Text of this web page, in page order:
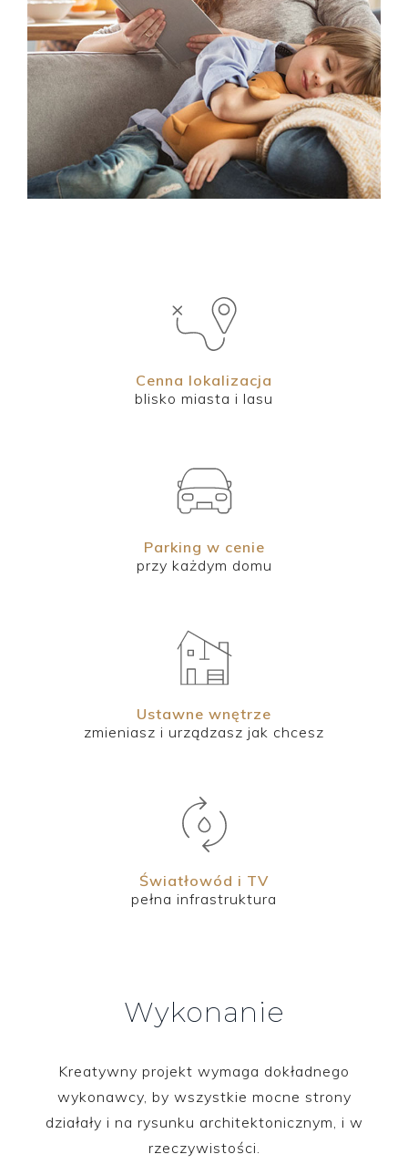
Cenna lokalizacja
blisko miasta i lasu
Parking w cenie
przy każdym domu
Ustawne wnętrze
zmieniasz i urządzasz jak chcesz
Światłowód i TV
pełna infrastruktura
Wykonanie
Kreatywny projekt wymaga dokładnego
wykonawcy, by wszystkie mocne strony
działały i na rysunku architektonicznym, i w
rzeczywistości.